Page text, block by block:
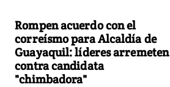
Rompen acuerdo con el
correísmo para Alcaldía de
Guayaquil: líderes arremeten
contra candidata
"chimbadora"